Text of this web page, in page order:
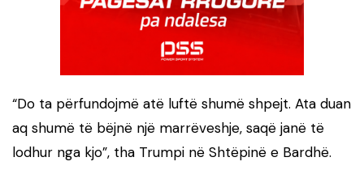
“Do ta përfundojmë atë luftë shumë shpejt. Ata duan
aq shumë të bëjnë një marrëveshje, saqë janë të
lodhur nga kjo”, tha Trumpi në Shtëpinë e Bardhë.